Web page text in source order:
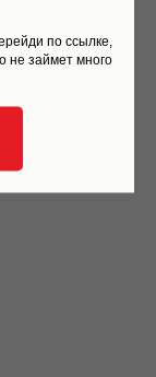
в 3 или 4
по ссылке,
не займет много